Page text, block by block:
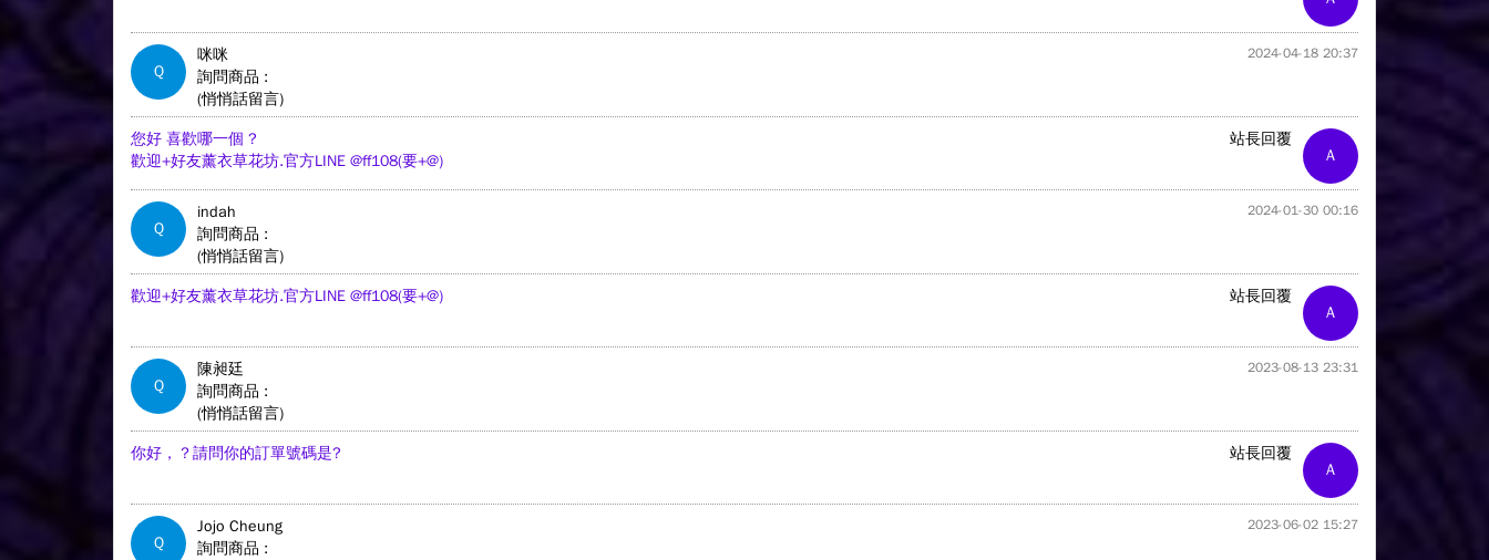
Q
咪咪 2024-04-18 20:37
詢問商品 :
(悄悄話留言)
A
站長回覆
您好 喜歡哪一個 ?
歡迎+好友薰衣草花坊.官方LINE @ff108(要+@)
Q
indah 2024-01-30 00:16
詢問商品 :
(悄悄話留言)
A
站長回覆
歡迎+好友薰衣草花坊.官方LINE @ff108(要+@)
Q
陳昶廷 2023-08-13 23:31
詢問商品 :
(悄悄話留言)
A
站長回覆
你好，？請問你的訂單號碼是?
Q
Jojo Cheung 2023-06-02 15:27
詢問商品 :